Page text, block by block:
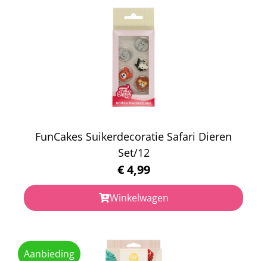
FunCakes Suikerdecoratie Safari Dieren
Set/12
€4,99
Winkelwagen
Aanbieding